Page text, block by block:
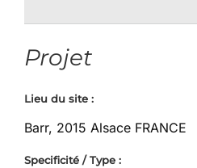
Projet
Lieu du site :
Barr, 2015 Alsace FRANCE
Specificité / Type :